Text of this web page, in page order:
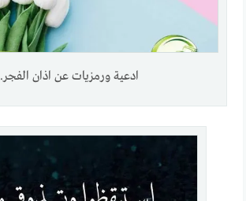
ادعية ورمزيات عن اذان الفجر.